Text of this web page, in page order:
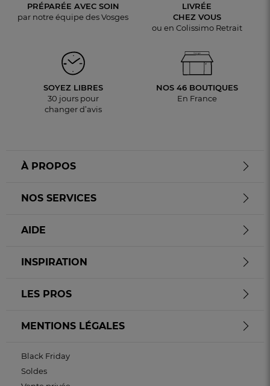
PRÉPARÉE AVEC SOIN
par notre équipe des Vosges
LIVRÉE
CHEZ VOUS
ou en Colissimo Retrait
SOYEZ LIBRES
30 jours pour
changer d’avis
NOS 46 BOUTIQUES
En France
À PROPOS
NOS SERVICES
AIDE
INSPIRATION
LES PROS
MENTIONS LÉGALES
Black Friday
Soldes